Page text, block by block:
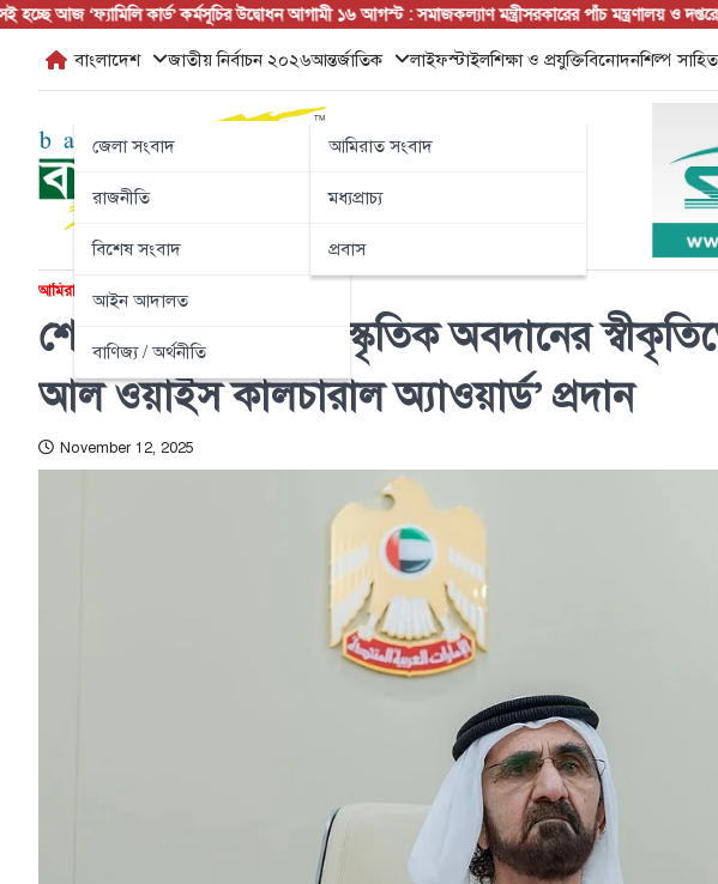
Skip
content
আজ‘ফ্যামিলি কার্ড’ কর্মসূচির উদ্বোধন আগামী ১৬ আগস্ট : সমাজকল্যাণ মন্ত্রীসরকারের পাঁচ মন্ত্রণালয় ও দপ্তরে নতুন
বাংলাদেশ
জেলা সংবাদ
রাজনীতি
বিশেষ সংবাদ
আইন আদালত
বাণিজ্য / অর্থনীতি
জাতীয় নির্বাচন ২০২৬আন্তর্জাতিক
আমিরাত সংবাদ
মধ্যপ্রাচ্য
প্রবাস
লাইফস্টাইলশিক্ষা ও প্রযুক্তিবিনোদনশিল্প
আমিরাত সংবাদ টপ নিউজ
শেখ মোহাম্মদকে সাংস্কৃতিক অবদানের
আল ওয়াইস কালচারাল অ্যাওয়ার্ড’ প্রদান
November 12, 2025